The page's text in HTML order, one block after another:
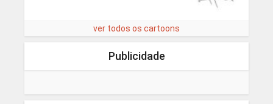
ver todos os cartoons
Publicidade